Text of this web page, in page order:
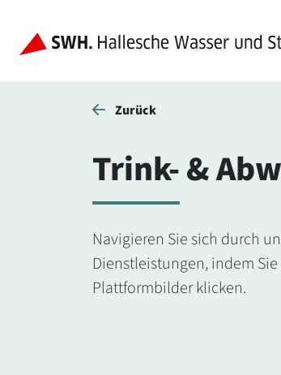
Zurück
Trink- &
Navigieren Sie sich durch
Dienstleistungen, indem
Plattformbilder klicken.